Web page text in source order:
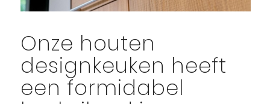
Onze houten
designkeuken heeft
een formidabel